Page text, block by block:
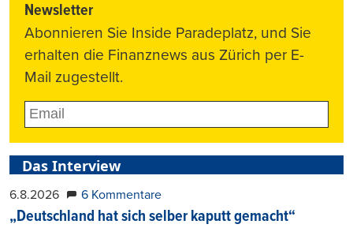
Newsletter
Abonnieren Sie Inside Paradeplatz, und Sie
erhalten die Finanznews aus Zürich per E-
Mail zugestellt.
Das Interview
6.8.2026 6 Kommentare
„Deutschland hat sich selber kaputt gemacht“